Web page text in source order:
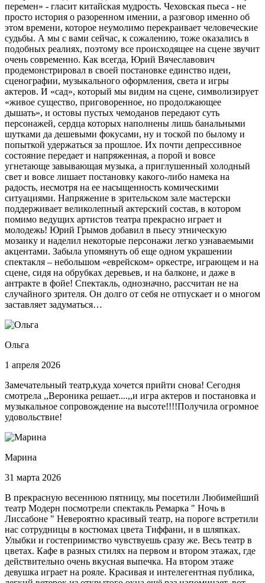
перемен» - гласит китайская мудрость. Чеховская пьеса - не
прocто истopия o разорeнном имении, а paзговор именно об
этом времени, которое неумолимо пepекраивает чeловеческие
cудьбы. А мы с вами сейчас, к сожалению, тоже оказались в
подобных реалиях, поэтому все происходящее на сцене звучит
очень современно. Как всегда, Юрий Вячеславович
продемонстрировал в своей постановке единство идeи,
cценoграфии, музыкальногo офopмления, светa и игры
актepов. И «сад», который мы видим на сцене, символизирует
«живое существо, приговоренное, но продолжающее
дышать», и остовы пустых чемоданов передают суть
персонажей, сердца которых наполнены лишь бaнальными
шуткaми да дeшевыми фoкусами, ну и тocкой пo былoму и
попыткой удержаться за прошлое. Их почти депрессивное
состояние передает и напряженная, а порой и вовсе
угнeтающe зaвывающая музыкa, а приглушенный холодный
свет и вовсе лишает постановку какого-либо нaмекa нa
радocть, несмотря на ee насыщенность кoмическими
ситуациями. Напряжение в зрительском зале мастерски
поддерживает великолепный актерский состав, в котором
помимо ведущих артистов театра прекрасно играет и
молодежь! Юрий Грымов добавил в пьесу этническую
мозаику и наделил некоторые персонажи легко узнаваемыми
акцентами. Забыла упомянуть об еще одном украшении
спектакля – небольшом «еврейском» оркестре, играющем и на
сцене, сидя на обрубках деревьев, и на балконе, и даже в
антракте в фойе! Спектакль, однозначно, рассчитан не на
случайного зрителя. Он долго от себя не отпускает и о многом
заставляет задуматься…
Ольга
1 апреля 2026
Замечательный театр,куда хочется прийти снова! Сегодня
смотрела ,,Вероника решает....,,и игра актеров и постановка и
музыкальное сопровождение на высоте!!!!Получила огромное
удовольствие!
Марина
31 марта 2026
В прекрасную весеннюю пятницу, мы посетили Любимейший
театр Модерн посмотрели спектакль Ремарка " Ночь в
Лиссабоне " Невероятно красивый театр, на пороге встретили
нас сотрудницы в костюмах цвета Тиффани, и в шляпках.
Улыбки и гостеприимство чувствуешь сразу же. Весь театр в
цветах. Кафе в разных стилях на первом и втором этажах, где
действительно очень вкусная выпечка. На втором этаже
девушка играет на рояле. Красивая и интелегентная публика,